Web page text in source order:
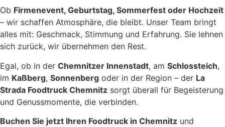
Ob Firmenevent, Geburtstag, Sommerfest oder Hochzeit
– wir schaffen Atmosphäre, die bleibt. Unser Team bringt
alles mit: Geschmack, Stimmung und Erfahrung. Sie lehnen
sich zurück, wir übernehmen den Rest.
Egal, ob in der Chemnitzer Innenstadt, am Schlossteich,
im Kaßberg, Sonnenberg oder in der Region – der La
Strada Foodtruck Chemnitz sorgt überall für Begeisterung
und Genussmomente, die verbinden.
Buchen Sie jetzt Ihren Foodtruck in Chemnitz und